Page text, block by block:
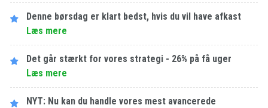
Denne børsdag er klart bedst, hvis du vil have afkast
Læs mere
Det går stærkt for vores strategi - 26% på få uger
Læs mere
NYT: Nu kan du handle vores mest avancerede